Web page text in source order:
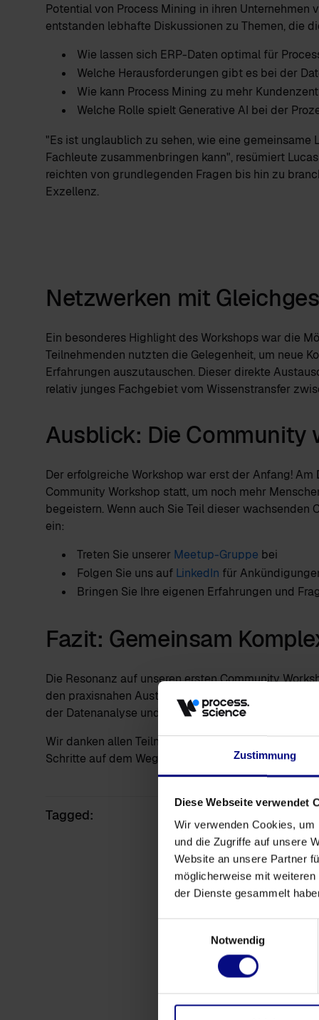
Zustimmung
Diese Webseite verwendet
Wir verwenden Cookies,
und die Zugriffe auf unsere
Website an unsere Partner
möglicherweise mit
der Dienste gesammelt
Notwendig
Potential von Process Mining in ihren
entstanden lebhafte Diskussionen zu Themen, die
Wie lassen sich ERP-Daten optimal für
Welche Herausforderungen gibt es bei der
Wie kann Process Mining zu mehr
Welche Rolle spielt Generative AI bei der
"Es ist unglaublich zu sehen, wie eine
Fachleute zusammenbringen kann", resümiert
reichten von grundlegenden Fragen bis hin zu
Exzellenz.
Netzwerken mit
Ein besonderes Highlight des Workshops war die
Teilnehmenden nutzten die Gelegenheit, um neue
Erfahrungen auszutauschen. Dieser direkte
relativ junges Fachgebiet vom Wissenstransfer
Ausblick: Die Community
Der erfolgreiche Workshop war erst der Anfang! Am
Community Workshop statt, um noch mehr
begeistern. Wenn auch Sie Teil dieser
ein:
Treten Sie unserer Meetup-Gruppe bei
Folgen Sie uns auf LinkedIn für
Bringen Sie Ihre eigenen Erfahrungen und
Fazit: Gemeinsam
Die Resonanz auf unseren ersten Community
den praxisnahen Austausch zum Thema Process
der Datenanalyse und Prozessoptimierung
Wir danken allen Teilnehmenden für ihr
Schritte auf dem Weg zu datengestützter
Tagged: